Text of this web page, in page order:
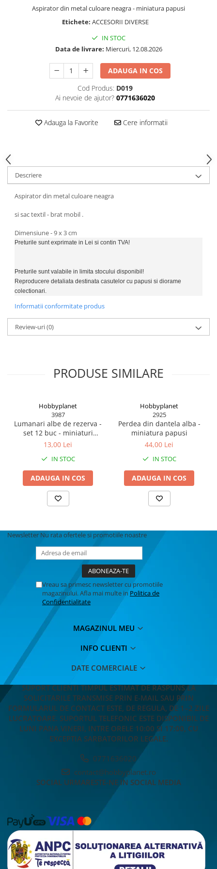
Papusi miniaturale
Casute de papusi
MACHETE MOTOCICLETE SI
MACHETE NAVE MILITARE –
Miniaturi Navale de Colectie
MACHETE RALIU – Miniaturi Masini
de Raliu la Diverse Scari
MACHETE VEHICULE INTERVENTIE
MINI DIORAME
Articole Petrecere
BALOANE AIRWALKERS
BALOANE MODELE DEOSEBITE
BALOANE MUZICALE
BALOANE SUPERSHAPE SI JUMBO
DECORATIUNI CRACIUN SI ANUL
NOU
DECORATIUNI PETRECERE
PAPUSI SI DECORATIUNI HORROR
POSTERE PENTRU PERETE SI
ACCESORII
SUPORTERI MECIURI SPORT
COSTUME BAIETI SI PELERINE
COSTUME FETE ROCHITE FUSTE
COSTUME SI ACCESORII
TRICOURI TEMATICE 3D
Aspirator din metal culoare neagra - miniatura papusi
Etichete: ACCESORII DIVERSE
IN STOC
Data de livrare: Miercuri, 12.08.2026
ADAUGA IN COS
Cod Produs: D019
Ai nevoie de ajutor? 0771636020
Adauga la Favorite Cere informatii
Descriere
Aspirator din metal culoare neagra
si sac textil - brat mobil .
Dimensiune - 9 x 3 cm
Preturile sunt exprimate in Lei si contin TVA!
Preturile sunt valabile in limita stocului disponibil!
Reproducere detaliata destinata casutelor cu papusi si diorame
colectionari.
Informatii conformitate produs
Review-uri(0)
PRODUSE SIMILARE
Hobbyplanet
3987
Lumanari albe de rezerva -
set 12 buc - miniaturi
papusi
13,00 Lei
IN STOC
ADAUGA IN COS
Hobbyplanet
2925
Perdea din dantela alba -
miniatura papusi
44,00 Lei
IN STOC
ADAUGA IN COS
Newsletter Nu rata ofertele si promotiile noastre
Vreau sa primesc newsletter cu promotiile
magazinului. Afla mai multe inPolitica de
Confidentialitate
MAGAZINUL MEU
INFO CLIENTI
DATE COMERCIALE
SUPORT CLIENTITIMPUL ESTIMAT DE RASPUNS LA
SOLICITARILE TRANSMISE PRIN E-MAIL SAU PRIN
FORMULARUL DE CONTACT ESTE, DE REGULA, DE 1–2 ZILE
LUCRATOARE. SUPORTUL TELEFONIC ESTE DISPONIBIL DE
LUNI PANA VINERI, INTRE ORELE 10:00 SI 17:00, CU
EXCEPTIA SARBATORILOR LEGALE.
0771636020
contact@hobbyplanet.ro
SOCIAL URMARESTE-NE IN SOCIAL MEDIA